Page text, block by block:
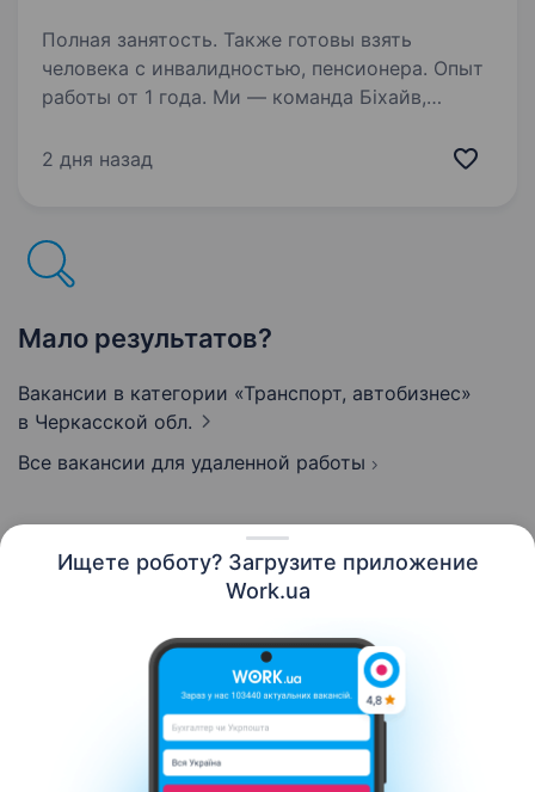
Ищете роботу? Загрузите приложение
Work.ua
Полная занятость. Также готовы взять
человека с инвалидностью, пенсионера. Опыт
работы от 1 года. Ми — команда Біхайв,
натурального меду та його переробкою, дбає
в селі Чорнявка, Черкаського району,…
2 дня назад
Мало результатов?
Вакансии в категории «Транспорт, автобизнес»
в Черкасской обл.
Все вакансии для удаленной работы
Контакты О нас Карьера